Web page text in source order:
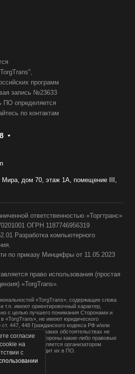
программ
запись №23633
ПО определяется
по контактам
Мира, дом 70, этаж 1А, помещение III,
ответственностью «Торгтранс»
ОГРН 1187746956319
Разработка компьютерного
по приказу Минцифры от 11.05.2023
право использования (простая
«TorgTrans».
«TorgTrans», содержащие слова
т.п. имеют ориентировочный характер,
с целью лучшего понимания Сторонами и
«TorgTrans», не имеют юридического
447, 448 Гражданского кодекса РФ и/или
РФ и ни при каких обстоятельствах не
на Стороны какие-либо правовые
Системы не является организатором
и не проводит их в ПО.
согласие
на
с